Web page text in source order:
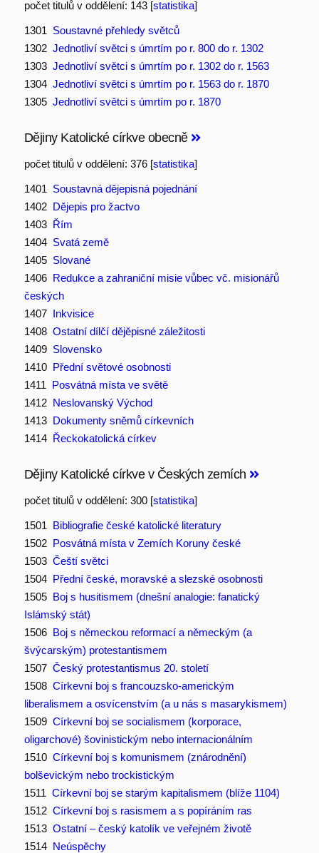
počet titulů v oddělení: 143 [statistika]
1301 Soustavné přehledy světců
1302 Jednotliví světci s úmrtím po r. 800 do r. 1302
1303 Jednotliví světci s úmrtím po r. 1302 do r. 1563
1304 Jednotliví světci s úmrtím po r. 1563 do r. 1870
1305 Jednotliví světci s úmrtím po r. 1870
Dějiny Katolické církve obecně
počet titulů v oddělení: 376 [statistika]
1401 Soustavná dějepisná pojednání
1402 Dějepis pro žactvo
1403 Řím
1404 Svatá země
1405 Slované
1406 Redukce a zahraniční misie vůbec vč. misionářů
českých
1407 Inkvisice
1408 Ostatní dílčí dějěpisné záležitosti
1409 Slovensko
1410 Přední světové osobnosti
1411 Posvátná místa ve světě
1412 Neslovanský Východ
1413 Dokumenty sněmů církevních
1414 Řeckokatolická církev
Dějiny Katolické církve v Českých zemích
počet titulů v oddělení: 300 [statistika]
1501 Bibliografie české katolické literatury
1502 Posvátná místa v Zemích Koruny české
1503 Čeští světci
1504 Přední české, moravské a slezské osobnosti
1505 Boj s husitismem (dnešní analogie: fanatický
Islámský stát)
1506 Boj s německou reformací a německým (a
švýcarským) protestantismem
1507 Český protestantismus 20. století
1508 Církevní boj s francouzsko-americkým
liberalismem a osvícenstvím (a u nás s masarykismem)
1509 Církevní boj se socialismem (korporace,
oligarchové) šovinistickým nebo internacionálním
1510 Církevní boj s komunismem (znárodnění)
bolševickým nebo trockistickým
1511 Církevní boj se starým kapitalismem (blíže 1104)
1512 Církevní boj s rasismem a s popíráním ras
1513 Ostatní – český katolík ve veřejném životě
1514 Neúspěchy